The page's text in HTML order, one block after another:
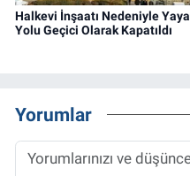
Halkevi İnşaatı Nedeniyle Yaya
Yolu Geçici Olarak Kapatıldı
Yorumlar